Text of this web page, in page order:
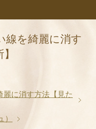
を綺麗に消す
に消す方法【見た